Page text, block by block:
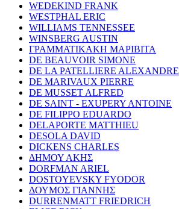
WEDEKIND FRANK
WESTPHAL ERIC
WILLIAMS TENNESSEE
WINSBERG AUSTIN
ΓΡΑΜΜΑΤΙΚΑΚΗ ΜΑΡΙΒΙΤΑ
DE BEAUVOIR SIMONE
DE LA PATELLIERE ALEXANDRE
DE MARIVAUX PIERRE
DE MUSSET ALFRED
DE SAINT - EXUPERY ANTOINE
DE FILIPPO EDUARDO
DELAPORTE MATTHIEU
DESOLA DAVID
DICKENS CHARLES
ΔΗΜΟΥ ΑΚΗΣ
DORFMAN ARIEL
DOSTOYEVSKY FYODOR
ΔΟΥΜΟΣ ΓΙΑΝΝΗΣ
DURRENMATT FRIEDRICH